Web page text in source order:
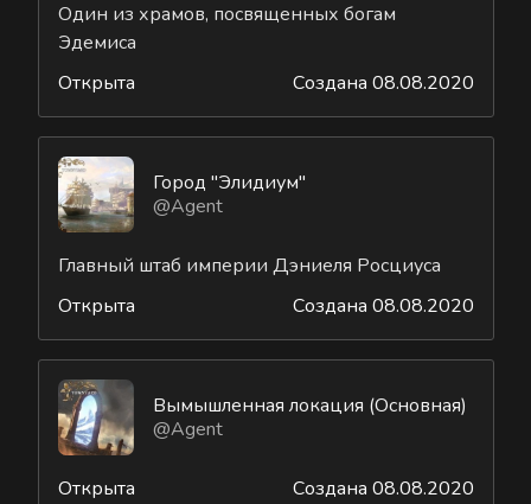
Один из храмов, посвященных богам
Эдемиса
Открыта
Создана 08.08.2020
Город "Элидиум"
@Agent
Главный штаб империи Дэниеля Росциуса
Открыта
Создана 08.08.2020
Вымышленная локация (Основная)
@Agent
Открыта Создана 08.08.2020